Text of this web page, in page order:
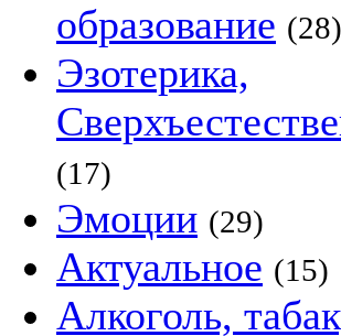
образование (28)
Эзотерика,
(17)
Эмоции (29)
Актуальное (15)
Алкоголь,